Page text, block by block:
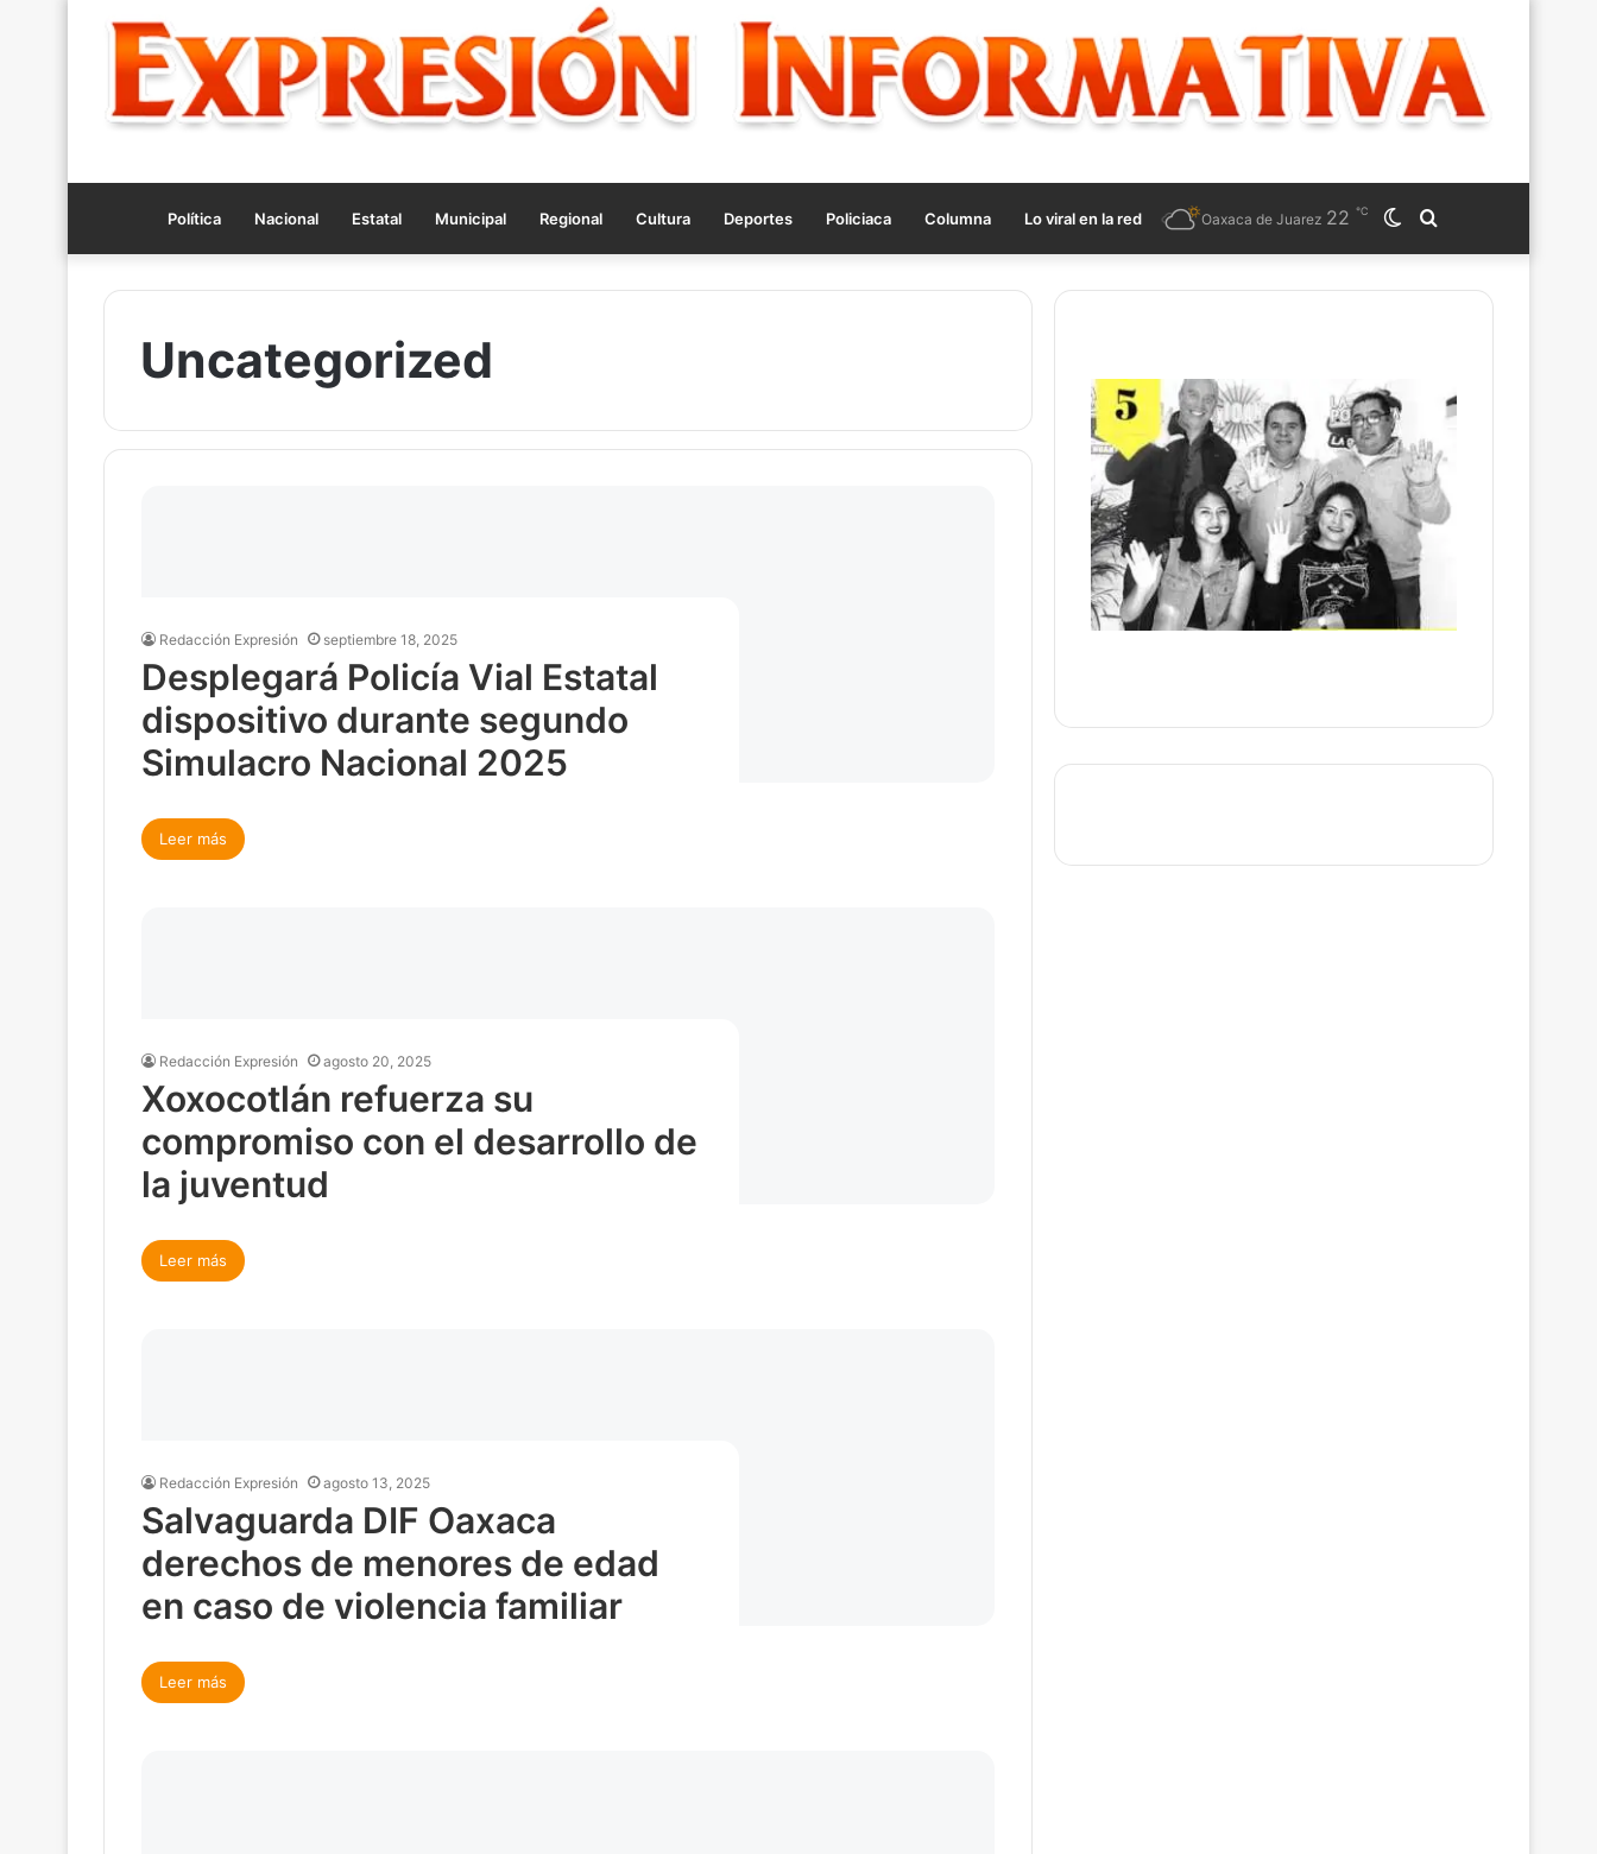
Política Nacional Estatal Municipal Regional Cultura Deportes Policiaca Columna Lo viral en la red Search
for
Switch
skin
Oaxaca de Juarez 22 ℃
Uncategorized
Redacción Expresión septiembre 18, 2025
Desplegará Policía Vial Estatal
dispositivo durante segundo
Simulacro Nacional 2025
Leer más
Redacción Expresión agosto 20, 2025
Xoxocotlán refuerza su
compromiso con el desarrollo de
la juventud
Leer más
Redacción Expresión agosto 13, 2025
Salvaguarda DIF Oaxaca
derechos de menores de edad
en caso de violencia familiar
Leer más